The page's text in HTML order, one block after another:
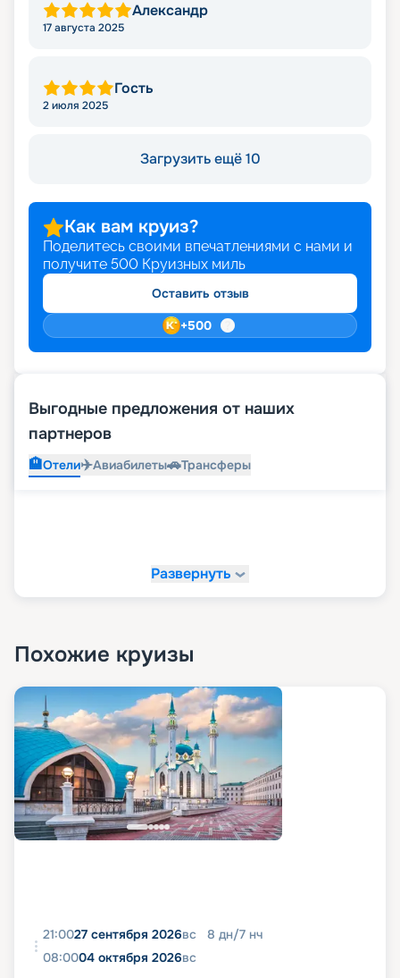
Александр
17 августа 2025
Гость
2 июля 2025
Загрузить ещё 10
Как вам круиз?
Поделитесь своими впечатлениями с нами и
получите 500 Круизных миль
Оставить отзыв
+500
Выгодные предложения от наших
партнеров
🏨Отели✈️Авиабилеты🚗Трансферы
Развернуть
Похожие круизы
21:0027 сентября 2026вс 8 дн/7 нч
08:0004 октября 2026вс